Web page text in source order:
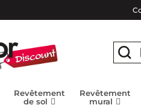
Revêtement
de sol
Revêtement
mural